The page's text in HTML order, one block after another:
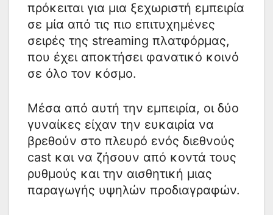
πρόκειται για μια ξεχωριστή εμπειρία
σε μία από τις πιο επιτυχημένες
σειρές της streaming πλατφόρμας,
που έχει αποκτήσει φανατικό κοινό
σε όλο τον κόσμο.
Μέσα από αυτή την εμπειρία, οι δύο
γυναίκες είχαν την ευκαιρία να
βρεθούν στο πλευρό ενός διεθνούς
cast και να ζήσουν από κοντά τους
ρυθμούς και την αισθητική μιας
παραγωγής υψηλών προδιαγραφών.